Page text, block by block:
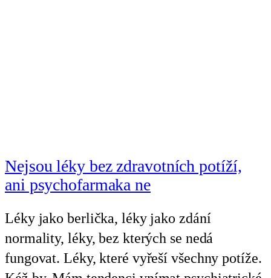
Nejsou léky bez zdravotních potíží,
ani psychofarmaka ne
Léky jako berlička, léky jako zdání
normality, léky, bez kterých se nedá
fungovat. Léky, které vyřeší všechny potíže.